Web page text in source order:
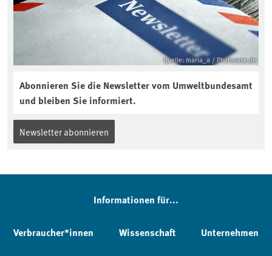
Quelle: maria_a / Photocase.de
Abonnieren Sie die Newsletter vom Umweltbundesamt
und bleiben Sie informiert.
Newsletter abonnieren
Informationen für...
Verbraucher*innen Wissenschaft Unternehmen